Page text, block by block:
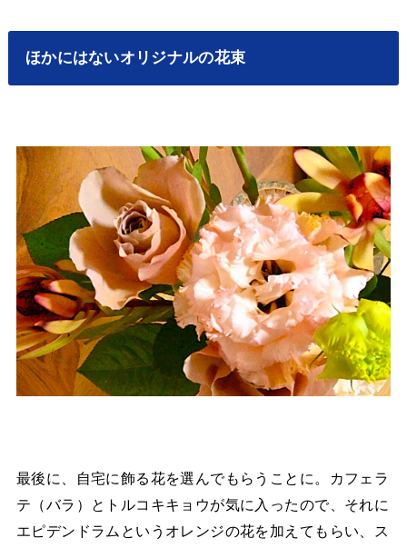
ほかにはないオリジナルの花束
最後に、自宅に飾る花を選んでもらうことに。カフェラ
テ（バラ）とトルコキキョウが気に入ったので、それに
エピデンドラムというオレンジの花を加えてもらい、ス